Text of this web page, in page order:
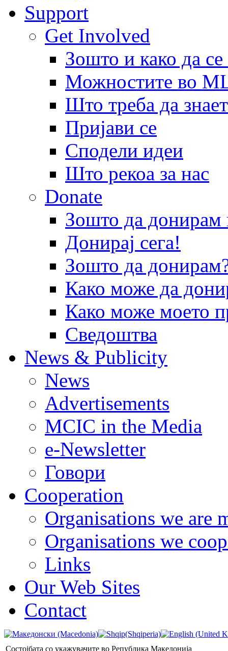
Support
Get Involved
Зошто и како да
Можностите во
Што треба да
Пријави се
Сподели идеи
Што рекоа за нас
Donate
Зошто да
Донирај сега!
Зошто да
Како може да
Како може моето
Сведоштва
News & Publicity
News
Advertisements
MCIC in the Media
e-Newsletter
Говори
Cooperation
Organisations we are
Organisations we
Links
Our Web Sites
Contact
Состојбата со укажувачите во Република Македонија